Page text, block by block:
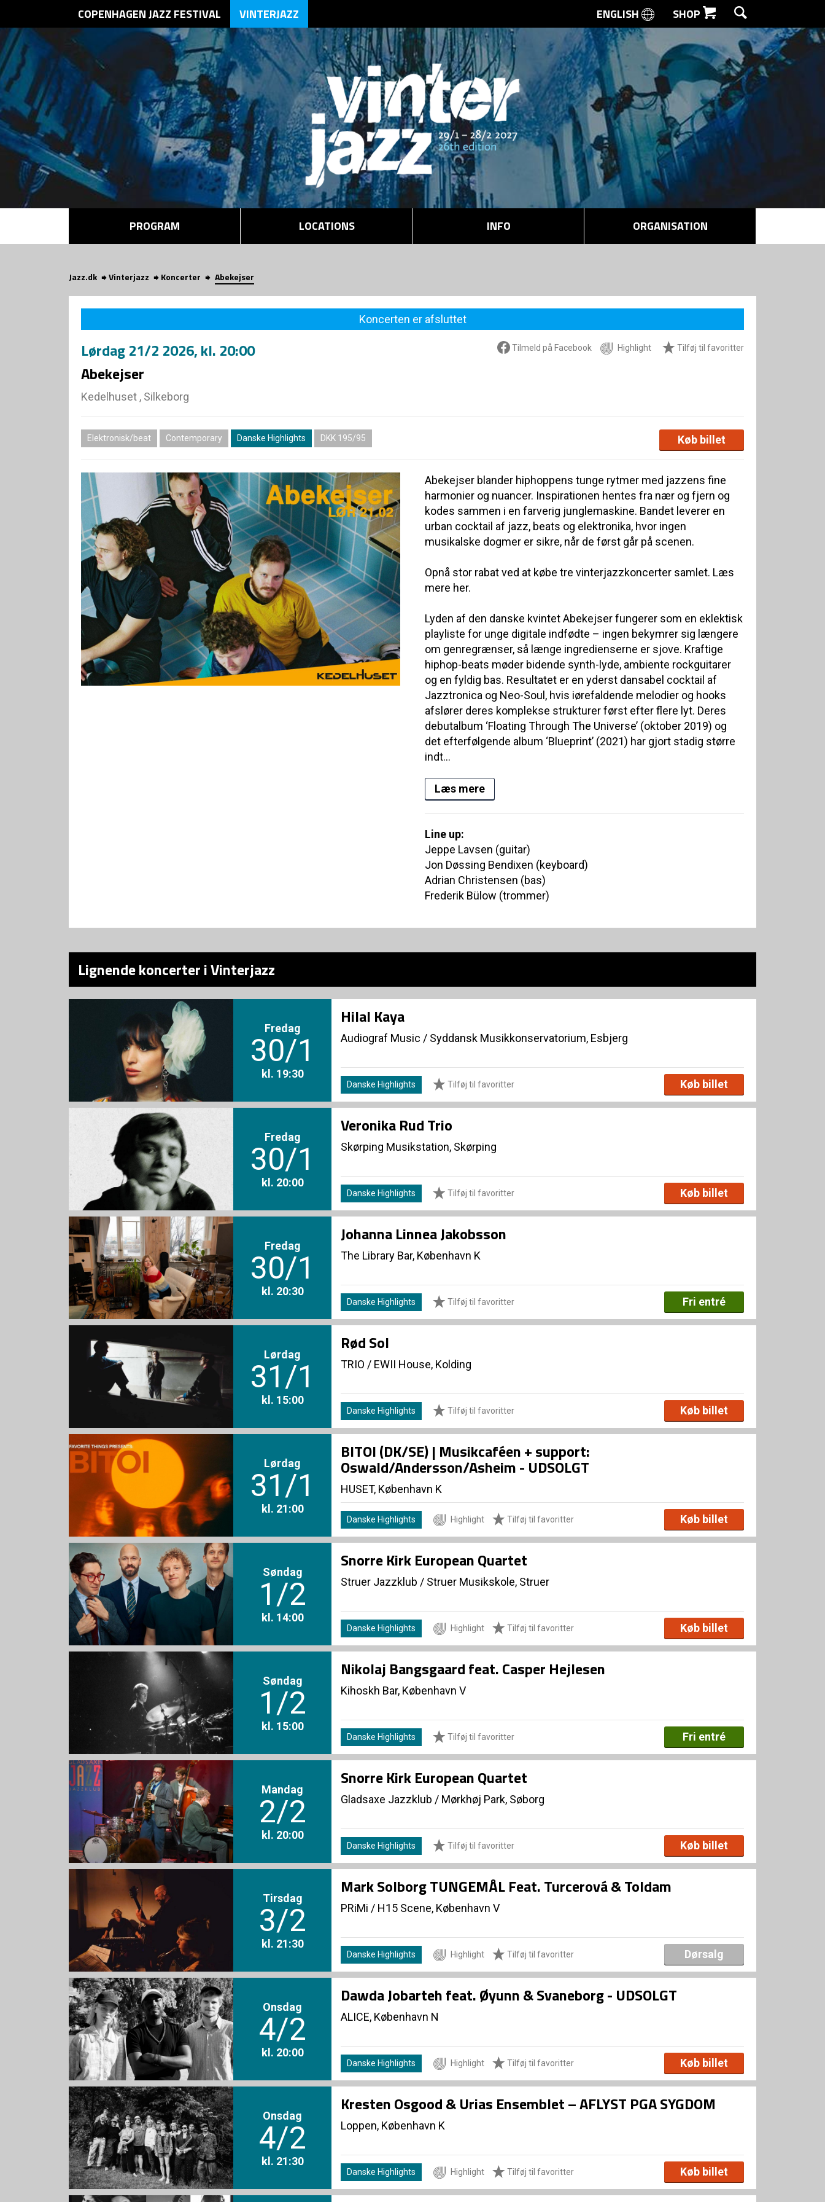
SØG
COPENHAGEN JAZZ FESTIVAL VINTERJAZZ ENGLISH SHOP
PROGRAM LOCATIONS INFO ORGANISATION
Jazz.dk Vinterjazz Koncerter Abekejser
Koncerten er afsluttet
Tilmeld på Facebook Highlight Tilføj til favoritter
Lørdag21/2 2026, kl. 20:00
Abekejser
Kedelhuset , Silkeborg
Elektronisk/beat Contemporary Danske Highlights DKK 195/95 Køb billet
Abekejser blander hiphoppens tunge rytmer med jazzens fine
harmonier og nuancer. Inspirationen hentes fra nær og fjern og
kodes sammen i en farverig junglemaskine. Bandet leverer en
urban cocktail af jazz, beats og elektronika, hvor ingen
musikalske dogmer er sikre, når de først går på scenen.
Opnå stor rabat ved at købe tre vinterjazzkoncerter samlet. Læs
mere her.
Lyden af den danske kvintet Abekejser fungerer som en eklektisk
playliste for unge digitale indfødte – ingen bekymrer sig længere
om genregrænser, så længe ingredienserne er sjove. Kraftige
hiphop-beats møder bidende synth-lyde, ambiente rockguitarer
og en fyldig bas. Resultatet er en yderst dansabel cocktail af
Jazztronica og Neo-Soul, hvis iørefaldende melodier og hooks
afslører deres komplekse strukturer først efter flere lyt. Deres
debutalbum ‘Floating Through The Universe’ (oktober 2019) og
det efterfølgende album ‘Blueprint’ (2021) har gjort stadig større
indt...
Læs mere
Line up:
Jeppe Lavsen (guitar)
Jon Døssing Bendixen (keyboard)
Adrian Christensen (bas)
Frederik Bülow (trommer)
Lignende koncerter i Vinterjazz
Fredag
30/1
kl. 19:30
Hilal Kaya
Audiograf Music / Syddansk Musikkonservatorium, Esbjerg
Danske Highlights Tilføj til favoritter Køb billet
Fredag
30/1
kl. 20:00
Veronika Rud Trio
Skørping Musikstation, Skørping
Danske Highlights Tilføj til favoritter Køb billet
Fredag
30/1
kl. 20:30
Johanna Linnea Jakobsson
The Library Bar, København K
Danske Highlights Tilføj til favoritter Fri entré
Lørdag
31/1
kl. 15:00
Rød Sol
TRIO / EWII House, Kolding
Danske Highlights Tilføj til favoritter Køb billet
Lørdag
31/1
kl. 21:00
BITOI (DK/SE) | Musikcaféen + support:
Oswald/Andersson/Asheim - UDSOLGT
HUSET, København K
Danske Highlights Highlight Tilføj til favoritter Køb billet
Søndag
1/2
kl. 14:00
Snorre Kirk European Quartet
Struer Jazzklub / Struer Musikskole, Struer
Danske Highlights Highlight Tilføj til favoritter Køb billet
Søndag
1/2
kl. 15:00
Nikolaj Bangsgaard feat. Casper Hejlesen
Kihoskh Bar, København V
Danske Highlights Tilføj til favoritter Fri entré
Mandag
2/2
kl. 20:00
Snorre Kirk European Quartet
Gladsaxe Jazzklub / Mørkhøj Park, Søborg
Danske Highlights Tilføj til favoritter Køb billet
Tirsdag
3/2
kl. 21:30
Mark Solborg TUNGEMÅL Feat. Turcerová & Toldam
PRiMi / H15 Scene, København V
Danske Highlights Highlight Tilføj til favoritter Dørsalg
Onsdag
4/2
kl. 20:00
Dawda Jobarteh feat. Øyunn & Svaneborg - UDSOLGT
ALICE, København N
Danske Highlights Highlight Tilføj til favoritter Køb billet
Onsdag
4/2
kl. 21:30
Kresten Osgood & Urias Ensemblet – AFLYST PGA SYGDOM
Loppen, København K
Danske Highlights Highlight Tilføj til favoritter Køb billet